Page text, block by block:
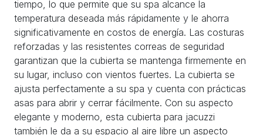
tiempo, lo que permite que su spa alcance la
temperatura deseada más rápidamente y le ahorra
significativamente en costos de energía. Las costuras
reforzadas y las resistentes correas de seguridad
garantizan que la cubierta se mantenga firmemente en
su lugar, incluso con vientos fuertes. La cubierta se
ajusta perfectamente a su spa y cuenta con prácticas
asas para abrir y cerrar fácilmente. Con su aspecto
elegante y moderno, esta cubierta para jacuzzi
también le da a su espacio al aire libre un aspecto